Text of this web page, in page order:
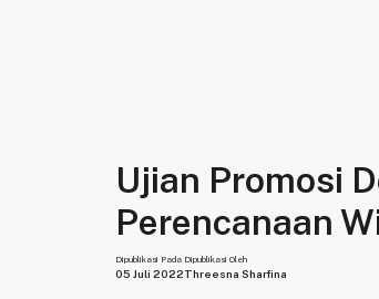
Ujian Promosi
Perencanaan
Dipublikasi Pada
05 Juli 2022
Dipublikasi Oleh
Threesna Sharfina